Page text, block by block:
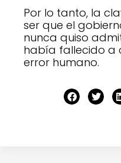
Por lo tanto, la
ser que el
nunca quiso
había fallecido a
error humano.